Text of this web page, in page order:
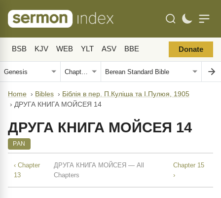
BSB KJV WEB YLT ASV BBE Donate
Home › Bibles › Біблія в пер. П.Куліша та І.Пулюя, 1905
› ДРУГА КНИГА МОЙСЕЯ 14
ДРУГА КНИГА МОЙСЕЯ 14
PAN
‹ Chapter
13
ДРУГА КНИГА МОЙСЕЯ — All
Chapters
Chapter 15
›